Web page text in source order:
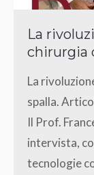
La
chirurgia
La
spalla.
Il Prof.
intervista,
tecnologie